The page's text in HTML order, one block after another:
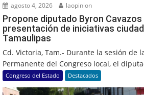
agosto 4, 2026 laopinion
Propone diputado Byron
presentación de iniciativas
Tamaulipas
Cd. Victoria, Tam.- Durante la sesión de
Permanente del Congreso local, el
Congreso del Estado Destacados